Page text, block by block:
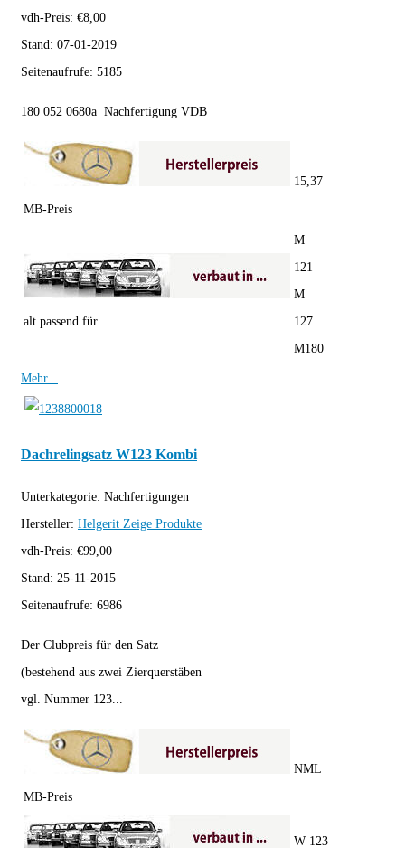
vdh-Preis: €8,00
Stand: 07-01-2019
Seitenaufrufe: 5185
180 052 0680a Nachfertigung VDB
MB-Preis
15,37
alt passend für
M
121
M
127
M180
Mehr...
Dachrelingsatz W123 Kombi
Unterkategorie: Nachfertigungen
Hersteller: Helgerit Zeige Produkte
vdh-Preis: €99,00
Stand: 25-11-2015
Seitenaufrufe: 6986
Der Clubpreis für den Satz
(bestehend aus zwei Zierquerstäben
vgl. Nummer 123...
MB-Preis
NML
W 123